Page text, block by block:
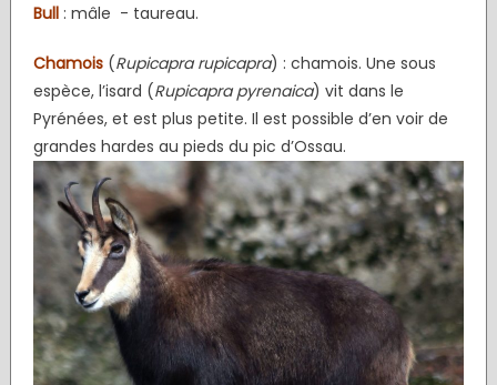
Bull : mâle - taureau.
Chamois(Rupicapra rupicapra) : chamois. Une sous
espèce, l’isard (Rupicapra pyrenaica) vit dans le
Pyrénées, et est plus petite. Il est possible d’en voir de
grandes hardes au pieds du pic d’Ossau.